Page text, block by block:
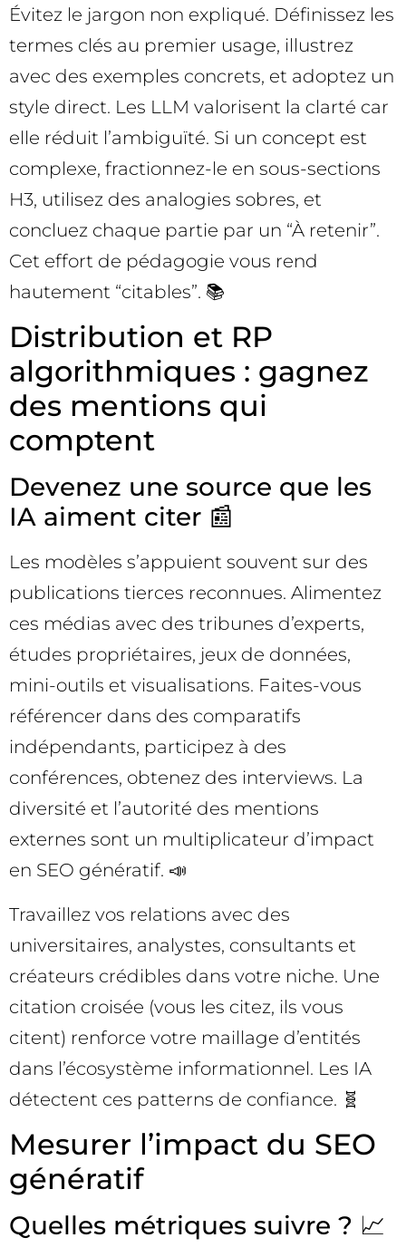
Évitez le jargon non expliqué. Définissez les
termes clés au premier usage, illustrez
avec des exemples concrets, et adoptez un
style direct. Les LLM valorisent la clarté car
elle réduit l’ambiguïté. Si un concept est
complexe, fractionnez-le en sous-sections
H3, utilisez des analogies sobres, et
concluez chaque partie par un “À retenir”.
Cet effort de pédagogie vous rend
hautement “citables”. 📚
Distribution et RP
algorithmiques : gagnez
des mentions qui
comptent
Devenez une source que les
IA aiment citer 📰
Les modèles s’appuient souvent sur des
publications tierces reconnues. Alimentez
ces médias avec des tribunes d’experts,
études propriétaires, jeux de données,
mini-outils et visualisations. Faites-vous
référencer dans des comparatifs
indépendants, participez à des
conférences, obtenez des interviews. La
diversité et l’autorité des mentions
externes sont un multiplicateur d’impact
en SEO génératif. 📣
Travaillez vos relations avec des
universitaires, analystes, consultants et
créateurs crédibles dans votre niche. Une
citation croisée (vous les citez, ils vous
citent) renforce votre maillage d’entités
dans l’écosystème informationnel. Les IA
détectent ces patterns de confiance. 🧬
Mesurer l’impact du SEO
génératif
Quelles métriques suivre ? 📈